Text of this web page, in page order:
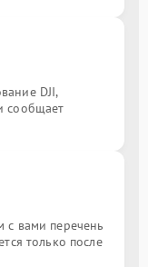
DJI,
сообщает
с вами перечень
только после